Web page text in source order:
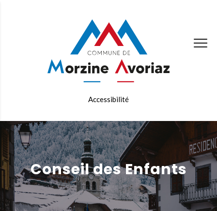
Accessibilité
Conseil des Enfants